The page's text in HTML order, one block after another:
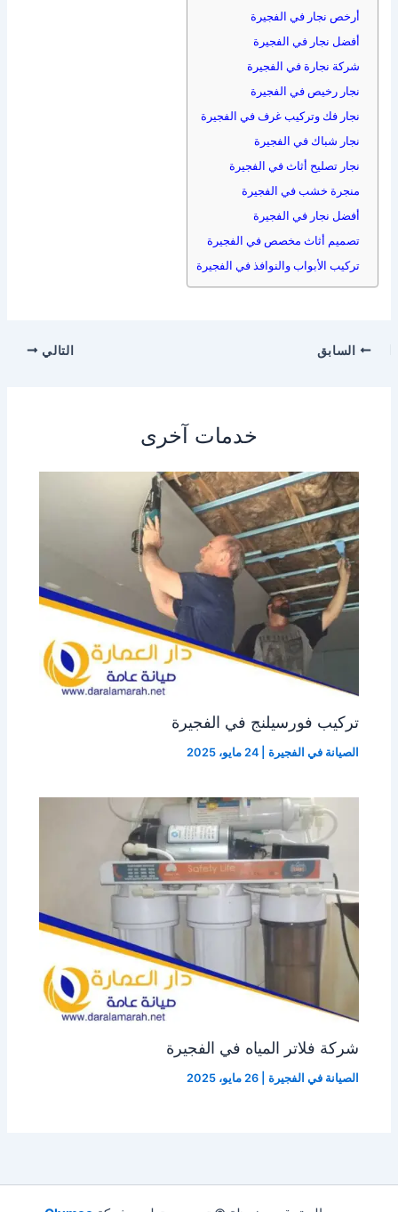
أرخص نجار في الفجيرة
أفضل نجار في الفجيرة
شركة نجارة في الفجيرة
نجار رخيص في الفجيرة
نجار فك وتركيب غرف في الفجيرة
نجار شباك في الفجيرة
نجار تصليح أثاث في الفجيرة
منجرة خشب في الفجيرة
أفضل نجار في الفجيرة
تصميم أثاث مخصص في الفجيرة
تركيب الأبواب والنوافذ في الفجيرة
السابق التالي
خدمات آخرى
تركيب فورسيلنج في الفجيرة
الصيانة في الفجيرة |24 مايو، 2025
شركة فلاتر المياه في الفجيرة
الصيانة في الفجيرة |26 مايو، 2025